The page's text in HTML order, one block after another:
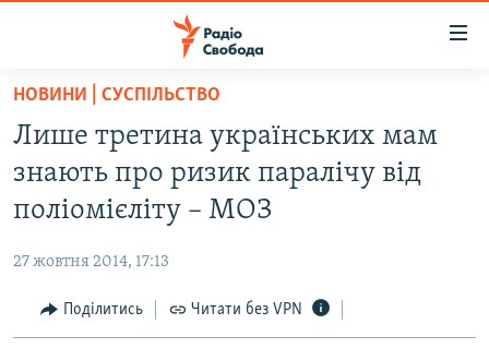
Перейти
основного
матеріалу
Перейти
до
основної
Перейти
до
ВСЕ ЗА ДОБУ
СТАТТІ
СУСПІЛЬСТВО
РОСІЙСЬКА «ФІЛЬТРАЦІЯ»
ДОНБАС.РЕАЛІЇ
НОВИНИ | СУСПІЛЬСТВО
Лише третина українських мам
знають про ризик паралічу від
поліомієліту – МОЗ
27 жовтня 2014, 17:13
Поділитись Читати без VPN